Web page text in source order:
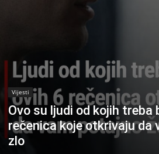
Vijesti
Ovo su ljudi od kojih treba
rečenica koje otkrivaju da
zlo